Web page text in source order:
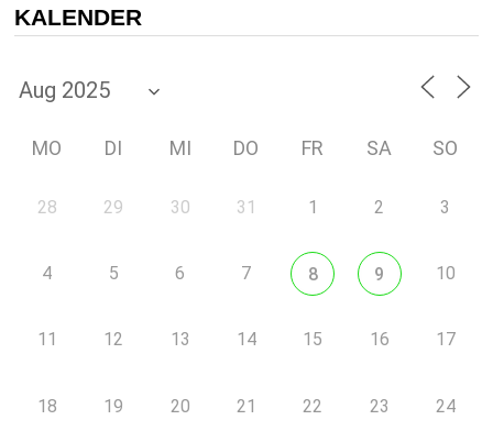
KALENDER
MO DI MI DO FR SA SO
28 29 30 31 1 2 3
4 5 6 7 8 9 10
11 12 13 14 15 16 17
18 19 20 21 22 23 24